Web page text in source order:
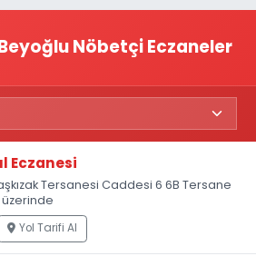
Nöbetçi Eczaneler
Eczanesi
Tersanesi Caddesi 6 6B Tersane
Yol Tarifi Al